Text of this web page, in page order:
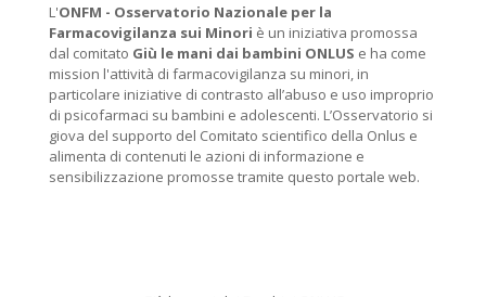
L'ONFM - Osservatorio Nazionale per la
Farmacovigilanza sui Minori è un iniziativa promossa
dal comitato Giù le mani dai bambini ONLUS e ha come
mission l'attività di farmacovigilanza su minori, in
particolare iniziative di contrasto all’abuso e uso improprio
di psicofarmaci su bambini e adolescenti. L’Osservatorio si
giova del supporto del Comitato scientifico della Onlus e
alimenta di contenuti le azioni di informazione e
sensibilizzazione promosse tramite questo portale web.